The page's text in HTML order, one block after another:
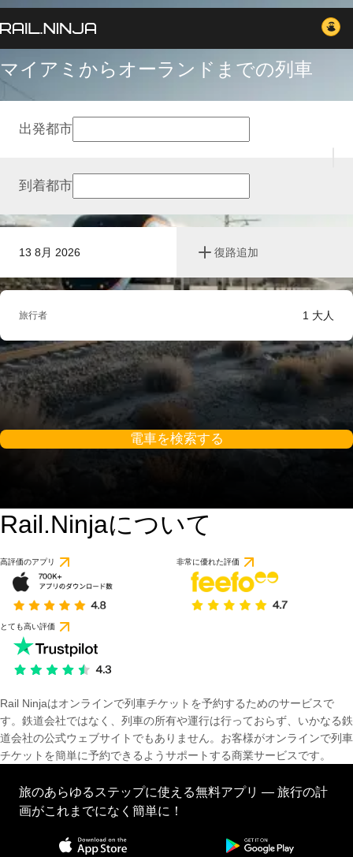
マイアミからオーランドまでの列車
13 8月 2026 復路追加
出発都市
到着都市
旅行者 1 大人
電車を検索する
Rail.Ninjaについて
高評価のアプリ 非常に優れた評価
とても高い評価
Rail Ninjaはオンラインで列車チケットを予約するためのサービスで
す。鉄道会社ではなく、列車の所有や運行は行っておらず、いかなる鉄
道会社の公式ウェブサイトでもありません。お客様がオンラインで列車
チケットを簡単に予約できるようサポートする商業サービスです。
旅のあらゆるステップに使える無料アプリ — 旅行の計
画がこれまでになく簡単に！
1 件のレビューに基づ